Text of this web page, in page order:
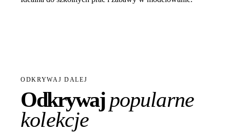
ODKRYWAJ DALEJ
Odkrywajpopularne
kolekcje